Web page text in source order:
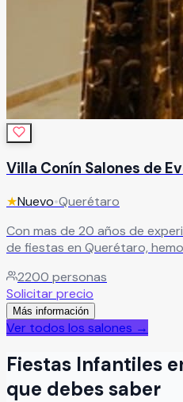
Villa Conín Salones de
★Nuevo•Querétaro
Con mas de 20 años de
de fiestas en Querétaro,
están diseñados para
celebración, adaptándonos a
Leer más
2200 personas
Solicitar precio
Más información
Ver todos los salones →
Fiestas Infantiles
que debes saber